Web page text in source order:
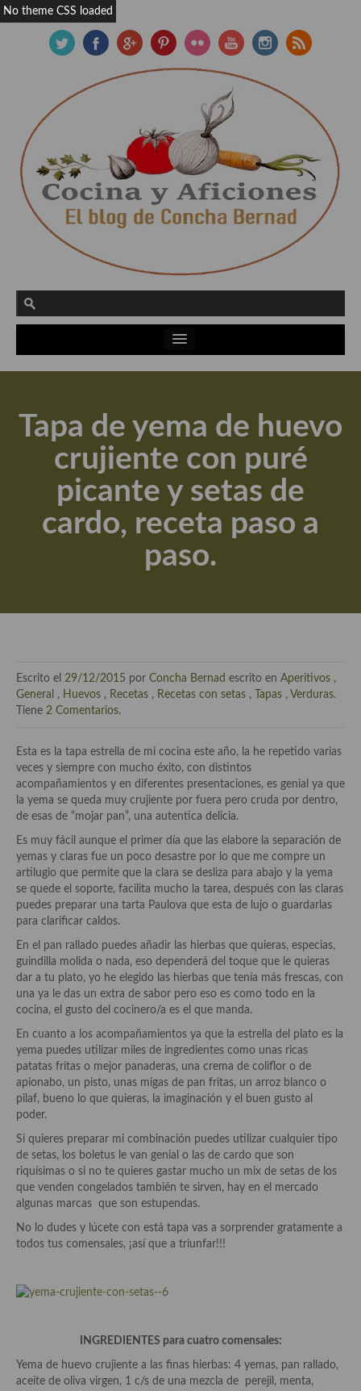
Actualidad y recomendaciones
Apuntes, estudios sobre temas interesantes e importantes
Aceite de Oliva Virgen Extra (AOVE)
Recetas maridadas con los mejores AOVES
Flores en la cocina recetas
Especias, hierbas, condimentos, espesantes y aditivos
Origen y evolución de la comida
Protocolo y buenas maneras.
Ocio – restaurantes, bares, tabernas
Viajes eno-gastro-turísticos
En El Candelero
Prensa
Recetas
Acompañamientos
Airfryer recetas
Aderezos, salsas, vinagretas, especias, hierbas aromáticas o
aditivos
Especias, mezclas de especias
Hierbas aromáticas
Aceites
Mojos y pastas
Aperitivos
Tapa de yema de huevo
crujiente con puré
picante y setas de
cardo, receta paso a
paso.
Escrito el 29/12/2015 por Concha Bernad escrito en Aperitivos ,
General
, Huevos , Recetas , Recetas con setas , Tapas , Verduras.
Tiene 2 Comentarios.
Esta es la tapa estrella de mi cocina este año, la he repetido varias
veces y siempre con mucho éxito, con distintos
acompañamientos y en diferentes presentaciones, es genial ya que
la yema se queda muy crujiente por fuera pero cruda por dentro,
de esas de “mojar pan”, una autentica delicia.
Es muy fácil aunque el primer día que las elabore la separación de
yemas y claras fue un poco desastre por lo que me compre un
artilugio que permite que la clara se desliza para abajo y la yema
se quede el soporte, facilita mucho la tarea, después con las claras
puedes preparar una tarta Paulova que esta de lujo o guardarlas
para clarificar caldos.
En el pan rallado puedes añadir las hierbas que quieras, especias,
guindilla molida o nada, eso dependerá del toque que le quieras
dar a tu plato, yo he elegido las hierbas que tenía más frescas, con
una ya le das un extra de sabor pero eso es como todo en la
cocina, el gusto del cocinero/a es el que manda.
En cuanto a los acompañamientos ya que la estrella del plato es la
yema puedes utilizar miles de ingredientes como unas ricas
patatas fritas o mejor panaderas, una crema de coliflor o de
apionabo, un pisto, unas migas de pan fritas, un arroz blanco o
pilaf, bueno lo que quieras, la imaginación y el buen gusto al
poder.
Si quieres preparar mi combinación puedes utilizar cualquier tipo
de setas, los boletus le van genial o las de cardo que son
riquísimas o si no te quieres gastar mucho un mix de setas de los
que venden congelados también te sirven, hay en el mercado
algunas marcas que son estupendas.
No lo dudes y lúcete con está tapa vas a sorprender gratamente a
todos tus comensales, ¡así que a triunfar!!!
INGREDIENTES para cuatro comensales:
Yema de huevo crujiente a las finas hierbas: 4 yemas, pan rallado,
aceite de oliva virgen, 1 c/s de una mezcla de perejil, menta,
No theme CSS loaded